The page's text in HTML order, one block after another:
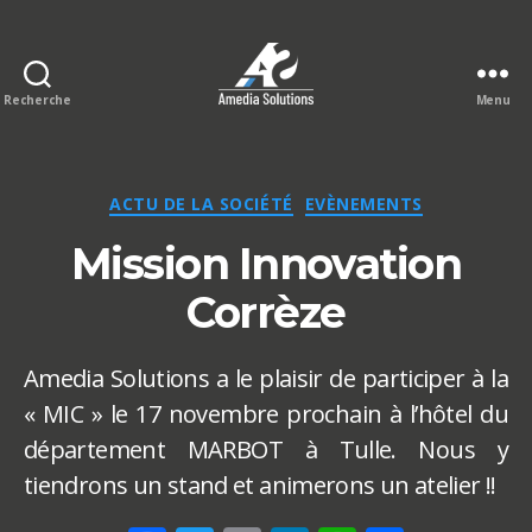
Recherche
Solutions
Menu
Catégories
ACTU DE LA SOCIÉTÉ EVÈNEMENTS
Mission Innovation
Corrèze
Amedia Solutions a le plaisir de participer à la
« MIC » le 17 novembre prochain à l’hôtel du
département MARBOT à Tulle. Nous y
tiendrons un stand et animerons un atelier !!